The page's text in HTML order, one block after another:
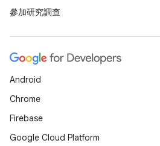
參加研究調查
Android
Chrome
Firebase
Google Cloud Platform